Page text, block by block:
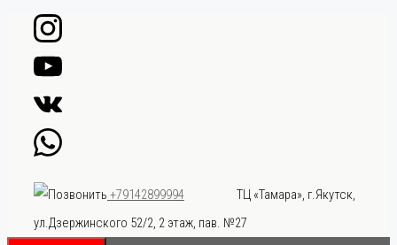
Перейти
содержимому
+79142899994
ТЦ «Тамара», г.Якутск,
ул.Дзержинского 52/2, 2 этаж, пав. №27